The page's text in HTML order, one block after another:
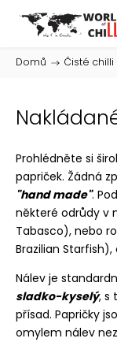
Domů / Čisté
Prohlédněte si
papriček. Žádná
"hand made".
některé odrůdy v
Tabasco), nebo
Brazilian
Nálev je
sladko-kyselý, s
přísad. Papričky
omylem nálev